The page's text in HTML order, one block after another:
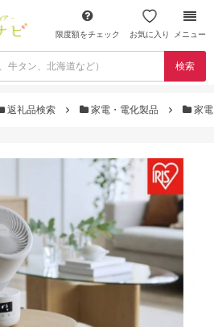
限度額をチェック お気に入り メニュー
検索
返礼品検索 家電・電化製品 家電